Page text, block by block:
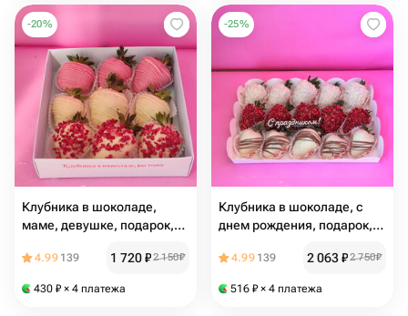
-20%
Клубника в шоколаде,
маме, девушке, подарок,
4.99 139 1 720₽2 150₽
430 ₽ × 4 платежа
-25%
Клубника в шоколаде, с
днем рождения, подарок,
4.99 139 2 063₽2 750₽
516 ₽ × 4 платежа